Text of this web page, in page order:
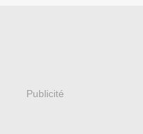
Publicité